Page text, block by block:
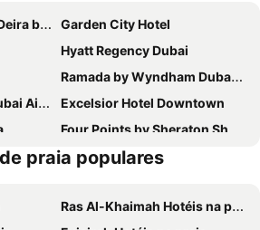
by IHG
Garden City Hotel
Hyatt Regency Dubai
Ramada by Wyndham Dubai Deira
Excelsior Hotel Downtown
Four Points by Sheraton Sharjah
Seven Seas Hotel
Hotel LLC
praia populares
Ras Al-Khaimah Hotéis na praia